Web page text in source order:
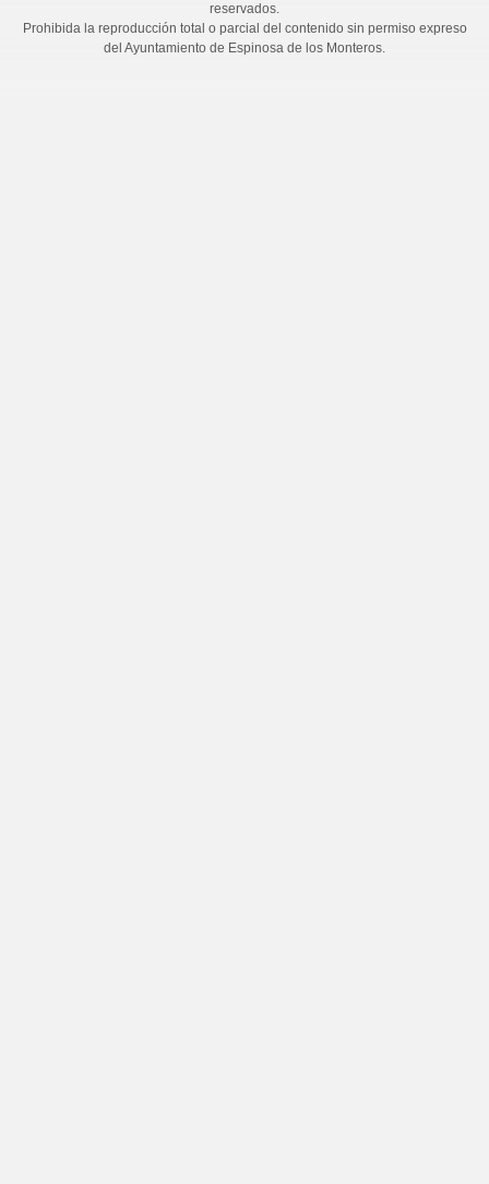
reservados.
Prohibida la reproducción total o parcial del contenido sin permiso expreso
del Ayuntamiento de Espinosa de los Monteros.